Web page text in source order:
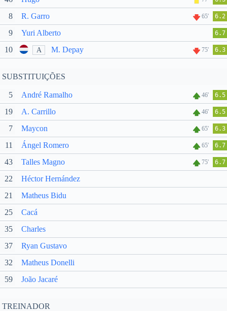
8 R. Garro 65' 6.2
9 Yuri Alberto 6.7
10 A M. Depay 75' 6.3
SUBSTITUIÇÕES
5 André Ramalho 46' 6.5
19 A. Carrillo 46' 6.5
7 Maycon 65' 6.3
11 Ángel Romero 65' 6.7
43 Talles Magno 75' 6.7
22
Héctor Hernández
21
Matheus Bidu
25
Cacá
35
Charles
37
Ryan Gustavo
32
Matheus Donelli
59
João Jacaré
TREINADOR